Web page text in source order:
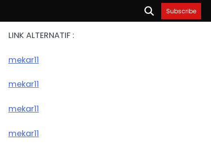
Subscribe
LINK ALTERNATIF :
mekar11
mekar11
mekar11
mekar11